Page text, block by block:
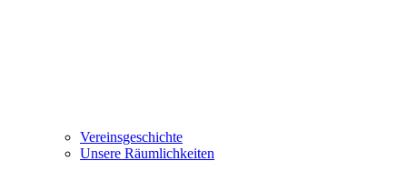
Vereinsgeschichte
Unsere Räumlichkeiten